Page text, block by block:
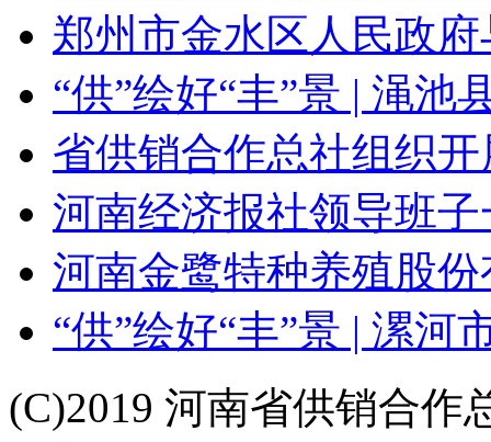
郑州市金水区人民政
“供”绘好“丰”景 | 渑池
省供销合作总社组织
河南经济报社领导班
河南金鹭特种养殖股
“供”绘好“丰”景 | 漯河
(C)2019 河南省供销合作